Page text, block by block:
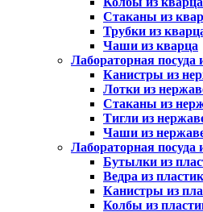
Стаканы из
Трубки из
Чаши из кварца
Лабораторная
Канистры из
Лотки из
Стаканы из
Тигли из
Чаши из
Лабораторная посуда
Бутылки из
Ведра из
Канистры из
Колбы из